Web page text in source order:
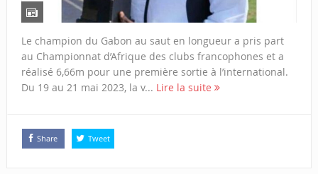
Le champion du Gabon au saut en longueur a pris part
au Championnat d’Afrique des clubs francophones et a
réalisé 6,66m pour une première sortie à l’international.
Du 19 au 21 mai 2023, la v... Lire la suite
Share Tweet